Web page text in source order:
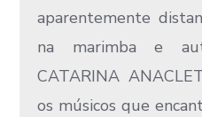
aparentemente
na marimba e
CATARINA
os músicos que